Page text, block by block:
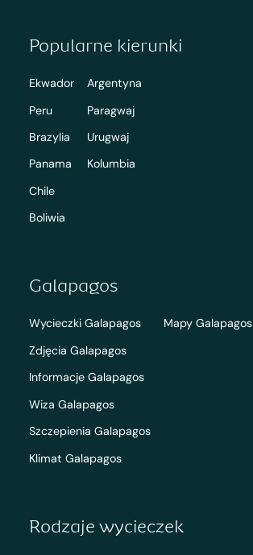
Popularne kierunki
Ekwador
Peru
Brazylia
Panama
Chile
Boliwia
Argentyna
Paragwaj
Urugwaj
Kolumbia
Galapagos
Wycieczki Galapagos
Zdjęcia Galapagos
Informacje Galapagos
Wiza Galapagos
Szczepienia Galapagos
Klimat Galapagos
Mapy Galapagos
Rodzaje wycieczek